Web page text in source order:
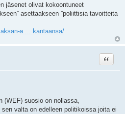
jäsenet olivat kokoontuneet
asettaakseen ”poliittisia tavoitteita
a ... kantaansa/
Lainaa
(WEF) suosio on nollassa,
valta on edelleen politikoissa joita ei